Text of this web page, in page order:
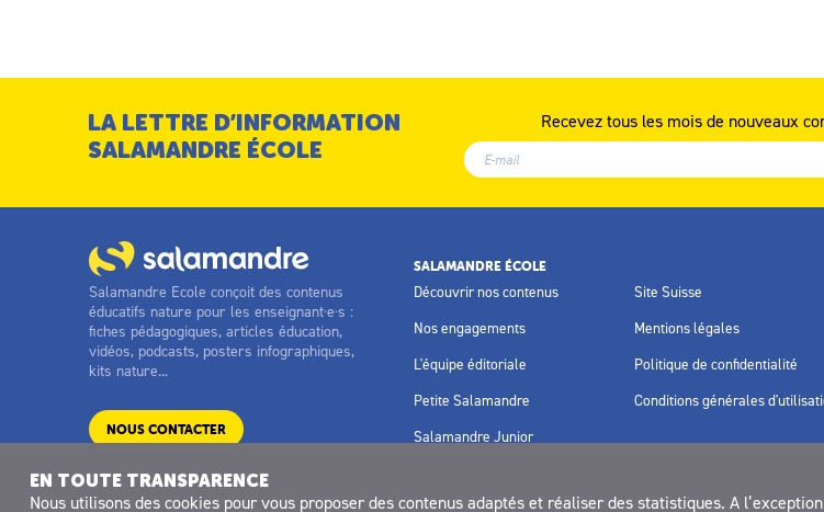
LA LETTRE D’INFORMATION
SALAMANDRE ÉCOLE
Recevez tous les mois de nouveaux
Salamandre Ecole conçoit des contenus
éducatifs nature pour les enseignant·e·s :
fiches pédagogiques, articles éducation,
vidéos, podcasts, posters infographiques,
kits nature...
NOUS CONTACTER
SALAMANDRE ÉCOLE
Découvrir nos contenus
Nos engagements
L'équipe éditoriale
Petite Salamandre
Salamandre Junior
Site Suisse
Mentions légales
Politique de confidentialité
Conditions générales
EN TOUTE TRANSPARENCE
Nous utilisons des cookiespour vous proposer des contenus adaptés et réaliser des statistiques. A